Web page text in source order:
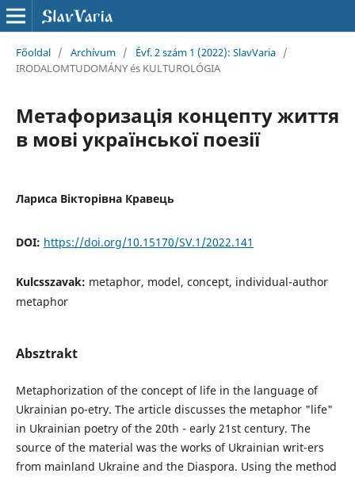
Főoldal / Archívum / Évf. 2 szám 1 (2022): SlavVaria /
IRODALOMTUDOMÁNY és KULTUROLÓGIA
Метафоризація концепту життя
в мові української поезії
Лариса Вiкторiвна Кравець
DOI: https://doi.org/10.15170/SV.1/2022.141
Kulcsszavak: metaphor, model, concept, individual-author
metaphor
Absztrakt
Metaphorization of the concept of life in the language of
Ukrainian po-etry. The article discusses the metaphor "life"
in Ukrainian poetry of the 20th - early 21st century. The
source of the material was the works of Ukrainian writ-ers
from mainland Ukraine and the Diaspora. Using the method